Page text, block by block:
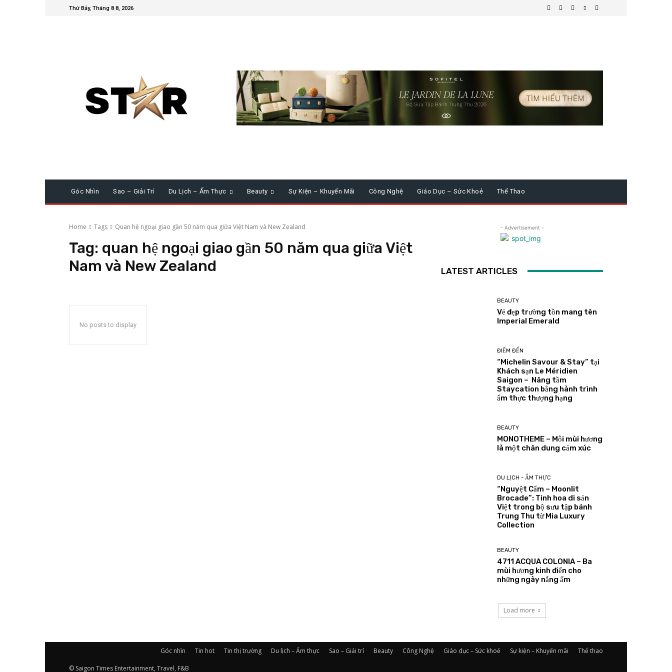
Thứ Bảy, Tháng 8 8, 2026
Góc Nhìn Sao – Giải Trí Du Lịch – Ẩm Thực Beauty Sự Kiện – Khuyến Mãi Công Nghệ Giáo Dục – Sức Khoẻ Thể Thao
Home Tags Quan hệ ngoại giao gần 50 năm qua giữa Việt Nam và New Zealand
Tag: quan hệ ngoại giao gần 50 năm qua giữa Việt
Nam và New Zealand
No posts to display
- Advertisement -
LATEST ARTICLES
BEAUTY
Vẻ đẹp trường tồn mang tên
Imperial Emerald
ĐIỂM ĐẾN
“Michelin Savour & Stay” tại
Khách sạn Le Méridien
Saigon – Nâng tầm
Staycation bằng hành trình
ẩm thực thượng hạng
BEAUTY
MONOTHEME – Mỗi mùi hương
là một chân dung cảm xúc
DU LỊCH - ẨM THỰC
“Nguyệt Cẩm – Moonlit
Brocade”: Tinh hoa di sản
Việt trong bộ sưu tập bánh
Trung Thu từ Mia Luxury
Collection
BEAUTY
4711 ACQUA COLONIA – Ba
mùi hương kinh điển cho
những ngày nắng ấm
Load more
Góc nhìn Tin hot Tin thị trường Du lịch – Ẩm thực Sao – Giải trí Beauty Công Nghệ Giáo dục – Sức khoẻ Sự kiện – Khuyến mãi Thể thao
© Saigon Times Entertainment, Travel, F&B